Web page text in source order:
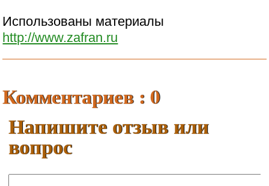
Использованы материалы
http://www.zafran.ru
Комментариев : 0
Напишите отзыв или
вопрос